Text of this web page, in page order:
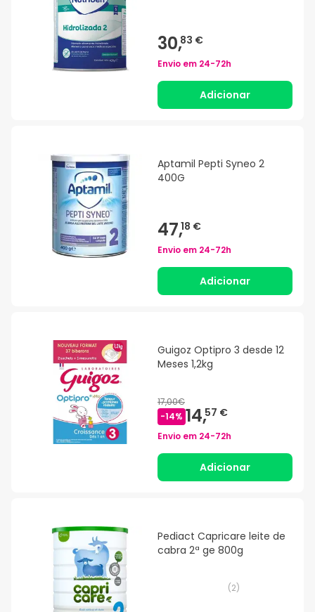
30,83 €
Envio em 24-72h
Adicionar
Aptamil Pepti Syneo 2
400G
47,18 €
Envio em 24-72h
Adicionar
Guigoz Optipro 3 desde 12
Meses 1,2kg
17,00€
-14% 14,57 €
Envio em 24-72h
Adicionar
Pediact Capricare leite de
cabra 2ª ge 800g
(2)